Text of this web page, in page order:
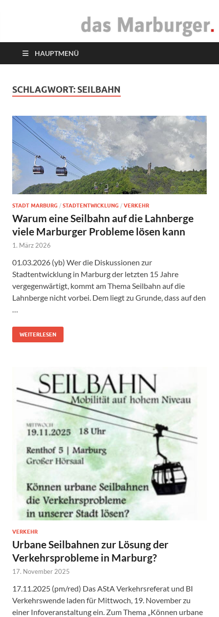
das Marburger.
HAUPTMENÜ
SCHLAGWORT: SEILBAHN
STADT MARBURG / STADTENTWICKLUNG / VERKEHR
Warum eine Seilbahn auf die Lahnberge
viele Marburger Probleme lösen kann
1. März 2026
01.03.2026 (yb) Wer die Diskussionen zur
Stadtentwicklung in Marburg der letzten 15 Jahre
vergegenwärtigt, kommt am Thema Seilbahn auf die
Lahnberge nicht vorbei. Dem liegt zu Grunde, dass auf den
WEITERLESEN
VERKEHR
Urbane Seilbahnen zur Lösung der
Verkehrsprobleme in Marburg?
17. November 2025
17.11.2025 (pm/red) Das AStA Verkehrsreferat und BI
Verkehrswende laden für Mittwoch, 19. November zu
einer Infoveranstaltung ein. Zum Thema „Können urbane